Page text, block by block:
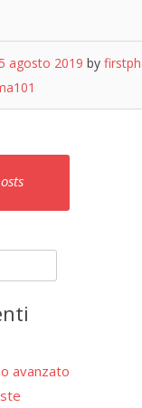
agosto 2019 by
avanzato